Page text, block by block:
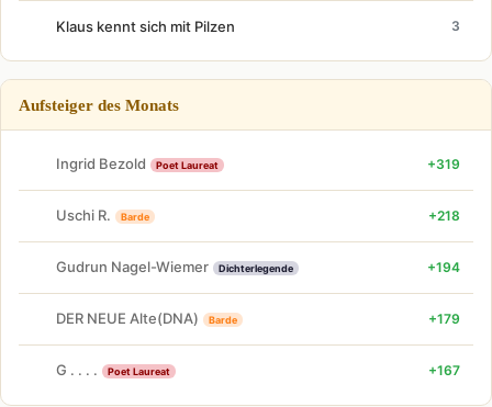
Klaus kennt sich mit Pilzen 3
Aufsteiger des Monats
Ingrid Bezold Poet Laureat +319
Uschi R. Barde +218
Gudrun Nagel-Wiemer Dichterlegende +194
DER NEUE Alte(DNA) Barde +179
G . . . . Poet Laureat +167